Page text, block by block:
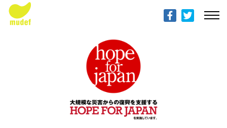
ABOUT mudef（Rhythmedia Foundation）
PROFILES
団体概要
PROJECTS & ACTITIVIES
プロジェクト